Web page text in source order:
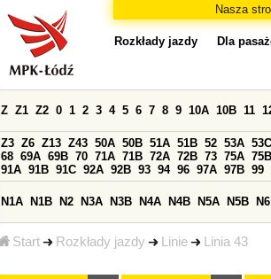
Nasza
Start Rozkłady jazdy Linie Linia 43
Rozkłady jazdy Dla
Z Z1 Z2 0 1 2 3 4 5 6 7 8 9 10A 10B 11
Z3 Z6 Z13 Z43 50A 50B 51A 51B 52 53A 53C
68 69A 69B 70 71A 71B 72A 72B 73 75A 75B
91A 91B 91C 92A 92B 93 94 96 97A 97B 99
N1A N1B N2 N3A N3B N4A N4B N5A N5B N6